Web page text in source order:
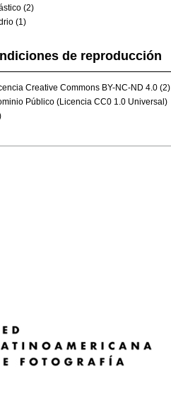
(2)
(1)
de reproducción
Creative Commons BY-NC-ND 4.0 (2)
Público (Licencia CC0 1.0 Universal)